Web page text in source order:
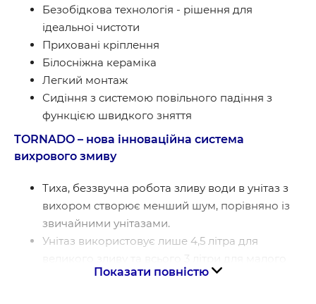
Безобідкова технологія - рішення для
ідеальноі чистоти
Приховані кріплення
Білосніжна кераміка
Легкий монтаж
Сидіння з системою повільного падіння з
функцією швидкого зняття
TORNADO – нова інноваційна система
вихрового змиву
Тиха, беззвучна робота зливу води в унітаз з
вихором створює менший шум, порівняно із
звичайними унітазами.
Унітаз використовує лише 4,5 літра для
великого зливу та всього 3 літри для малого
Показати повністю